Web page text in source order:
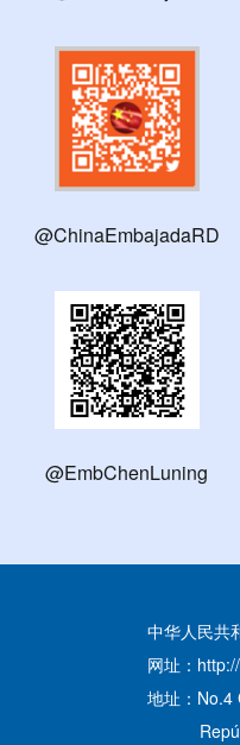
@ChinaEmbajadaRD
@EmbChenLuning
中华人民共
网址：
地址：No.4